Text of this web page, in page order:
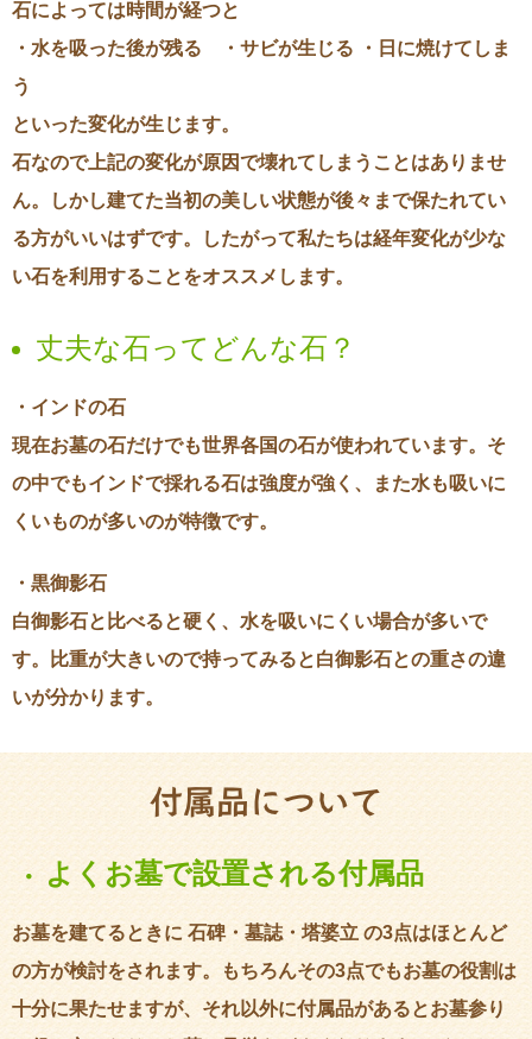
石によっては時間が経つと
・水を吸った後が残る ・サビが生じる ・日に焼けてしま
う
といった変化が生じます。
石なので上記の変化が原因で壊れてしまうことはありませ
ん。しかし建てた当初の美しい状態が後々まで保たれてい
る方がいいはずです。したがって私たちは経年変化が少な
い石を利用することをオススメします。
丈夫な石ってどんな石？
・インドの石
現在お墓の石だけでも世界各国の石が使われています。そ
の中でもインドで採れる石は強度が強く、また水も吸いに
くいものが多いのが特徴です。
・黒御影石
白御影石と比べると硬く、水を吸いにくい場合が多いで
す。比重が大きいので持ってみると白御影石との重さの違
いが分かります。
付属品について
・よくお墓で設置される付属品
お墓を建てるときに 石碑・墓誌・塔婆立 の3点はほとんど
の方が検討をされます。もちろんその3点でもお墓の役割は
十分に果たせますが、それ以外に付属品があるとお墓参り